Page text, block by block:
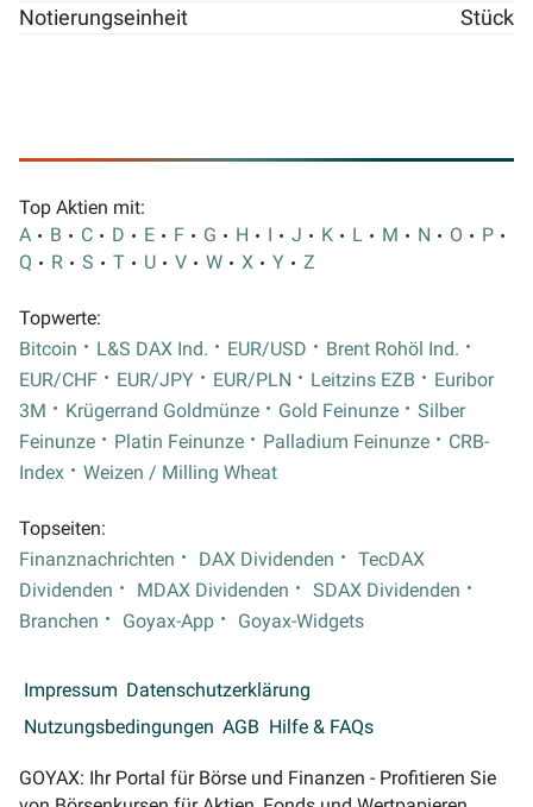
Notierungseinheit
Stück
Top Aktien mit:
A
B C D E F G H I J K L M N O
P
Q
R S T U V W X Y Z
Topwerte:
Bitcoin
L&S DAX Ind. EUR/USD
Brent Rohöl Ind.
EUR/CHF
EUR/JPY EUR/PLN Leitzins EZB
Euribor
3M
Krügerrand Goldmünze Gold Feinunze
Silber
Feinunze
Platin Feinunze Palladium Feinunze
CRB-
Index
Weizen / Milling Wheat
Topseiten:
Finanznachrichten
DAX Dividenden
TecDAX
Dividenden
MDAX Dividenden
SDAX Dividenden
Branchen
Goyax-App Goyax-Widgets
Impressum Datenschutzerklärung
Nutzungsbedingungen AGB Hilfe & FAQs
GOYAX: Ihr Portal für Börse und Finanzen - Profitieren Sie